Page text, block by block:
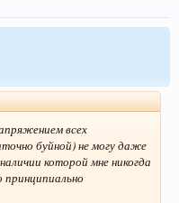
всех
буйной) не могу даже
которой мне никогда
принципиально